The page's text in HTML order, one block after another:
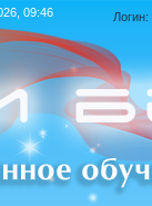
09:46 Логин: